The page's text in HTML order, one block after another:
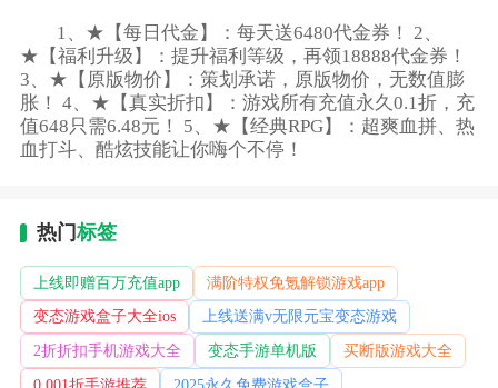
1、★【每日代金】：每天送6480代金券！ 2、
★【福利升级】：提升福利等级，再领18888代金券！
3、★【原版物价】：策划承诺，原版物价，无数值膨
胀！ 4、★【真实折扣】：游戏所有充值永久0.1折，充
值648只需6.48元！ 5、★【经典RPG】：超爽血拼、热
血打斗、酷炫技能让你嗨个不停！
热门标签
上线即赠百万充值app
满阶特权免氪解锁游戏app
变态游戏盒子大全ios
上线送满v无限元宝变态游戏
2折折扣手机游戏大全
变态手游单机版
买断版游戏大全